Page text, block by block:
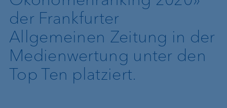
der Frankfurter
Allgemeinen Zeitung in der
Medienwertung unter den
Top Ten platziert.